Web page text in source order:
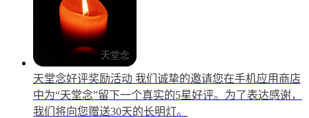
天堂念好评奖励活动 我们诚挚的邀请您在手机应用商店
中为“天堂念”留下一个真实的5星好评。为了表达感谢，
我们将向您赠送30天的长明灯。